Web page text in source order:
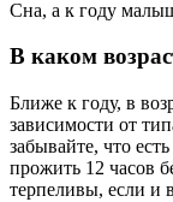
Сна, а к году
В каком
Ближе к году, в
зависимости от
забывайте, что
прожить 12 часов
терпеливы, если и